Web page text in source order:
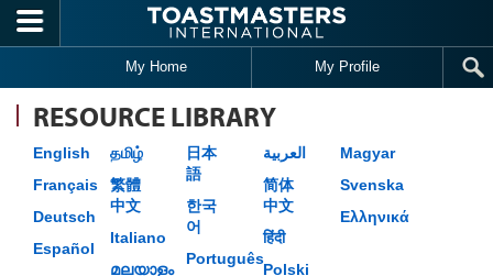
Skip to main content
My Home My Profile
RESOURCE LIBRARY
English
Français
Deutsch
Español
தமிழ்
繁體
中文
Italiano
മലയാളം
日本
語
한국
어
Português
العربية
简体
中文
हिंदी
Polski
Magyar
Svenska
Ελληνικά